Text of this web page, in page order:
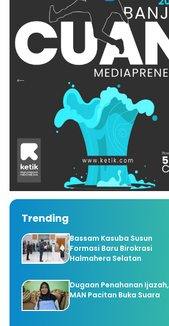
Trending
Bassam Kasuba Susun
Formasi Baru Birokrasi
Halmahera Selatan
Dugaan Penahanan Ijazah,
MAN Pacitan Buka Suara